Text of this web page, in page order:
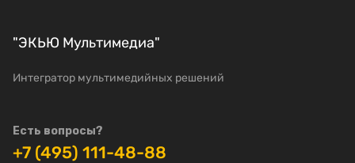
"ЭКЬЮ Мультимедиа"
Интегратор мультимедийных решений
Есть вопросы?
+7 (495) 111-48-88